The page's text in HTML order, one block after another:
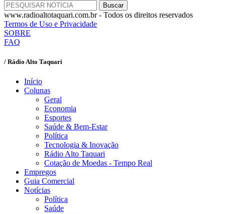
www.radioaltotaquari.com.br - Todos os direitos reservados
Termos de Uso e Privacidade
SOBRE
FAQ
/ Rádio Alto Taquari
Início
Colunas
Geral
Economia
Esportes
Saúde & Bem-Estar
Política
Tecnologia & Inovação
Rádio Alto Taquari
Cotação de Moedas - Tempo Real
Empregos
Guia Comercial
Notícias
Política
Saúde